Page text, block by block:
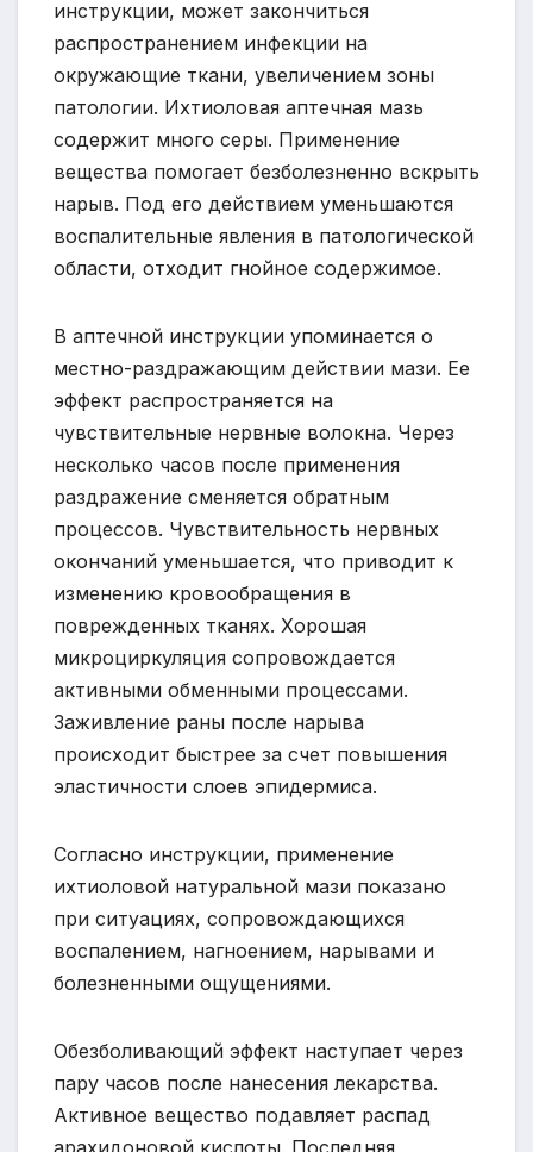
инструкции, может закончиться
распространением инфекции на
окружающие ткани, увеличением зоны
патологии. Ихтиоловая аптечная мазь
содержит много серы. Применение
вещества помогает безболезненно вскрыть
нарыв. Под его действием уменьшаются
воспалительные явления в патологической
области, отходит гнойное содержимое.
В аптечной инструкции упоминается о
местно-раздражающим действии мази. Ее
эффект распространяется на
чувствительные нервные волокна. Через
несколько часов после применения
раздражение сменяется обратным
процессов. Чувствительность нервных
окончаний уменьшается, что приводит к
изменению кровообращения в
поврежденных тканях. Хорошая
микроциркуляция сопровождается
активными обменными процессами.
Заживление раны после нарыва
происходит быстрее за счет повышения
эластичности слоев эпидермиса.
Согласно инструкции, применение
ихтиоловой натуральной мази показано
при ситуациях, сопровождающихся
воспалением, нагноением, нарывами и
болезненными ощущениями.
Обезболивающий эффект наступает через
пару часов после нанесения лекарства.
Активное вещество подавляет распад
арахидоновой кислоты. Последняя